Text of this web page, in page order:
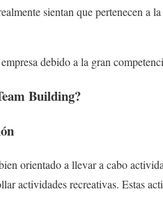
sientan que pertenecen a la
debido a la gran
Building?
orientado a llevar a cabo
actividades recreativas. Estas